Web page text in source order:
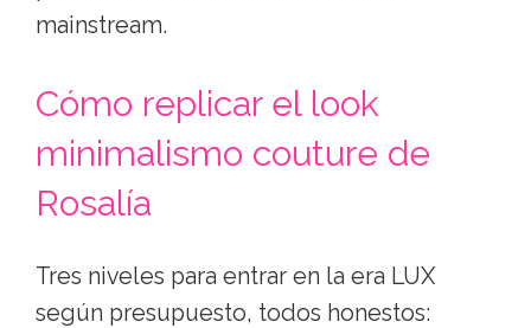
mainstream.
Cómo replicar el look
minimalismo couture de
Rosalía
Tres niveles para entrar en la era LUX
según presupuesto, todos honestos: